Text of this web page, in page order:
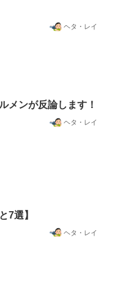
ヘタ・レイ
メンが反論します！
ヘタ・レイ
7選】
ヘタ・レイ